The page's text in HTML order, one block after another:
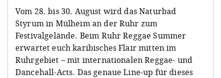
Vom 28. bis 30. August wird das Naturbad
Styrum in Mülheim an der Ruhr zum
Festivalgelände. Beim Ruhr Reggae Summer
erwartet euch karibisches Flair mitten im
Ruhrgebiet – mit internationalen Reggae- und
Dancehall-Acts. Das genaue Line-up für dieses